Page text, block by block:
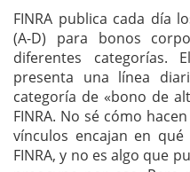
FINRA publica cada día
(A-D) para bonos
diferentes categorías.
presenta una línea
categoría de «bono de
FINRA. No sé cómo
vínculos encajan en
FINRA, y no es algo que